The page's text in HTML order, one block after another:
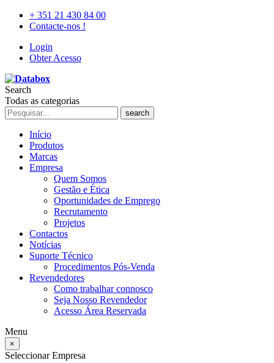
+ 351 21 430 84 00
Contacte-nos !
Login
Obter Acesso
Search
Todas as categorias
search
Início
Produtos
Marcas
Empresa
Quem Somos
Gestão e Ética
Oportunidades de Emprego
Recrutamento
Projetos
Contactos
Notícias
Suporte Técnico
Procedimentos Pós-Venda
Revendedores
Como trabalhar connosco
Seja Nosso Revendedor
Acesso Área Reservada
Menu
×
Seleccionar Empresa